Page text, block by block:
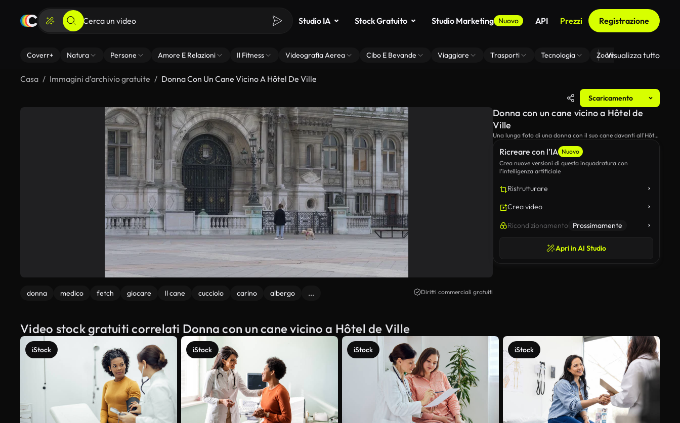
Studio IA Stock Gratuito Studio Marketing Nuovo API Prezzi Registrazione
Coverr+ Natura Persone Amore E Relazioni Il Fitness Videografia Aerea Cibo E Bevande Viaggiare Trasporti Tecnologia Zoom Di Sfondo Virtuale
Visualizza tutto
Casa Immagini d’archivio gratuite Donna Con Un Cane Vicino A Hôtel De Ville
Scaricamento
donna medico fetch giocare Il cane cucciolo carino albergo ... Diritti commerciali gratuiti
Ricreare con l’IA Nuovo
Crea nuove versioni di questa inquadratura con
l’intelligenza artificiale
Ristrutturare
Crea video
Ricondizionamento Prossimamente
Apri in AI Studio
Donna con un cane vicino a Hôtel de
Ville
Una lunga foto di una donna con il suo cane davanti all'Hôtel
Video stock gratuiti correlati Donna con un cane vicino a Hôtel de Ville
iStock iStock iStock iStock